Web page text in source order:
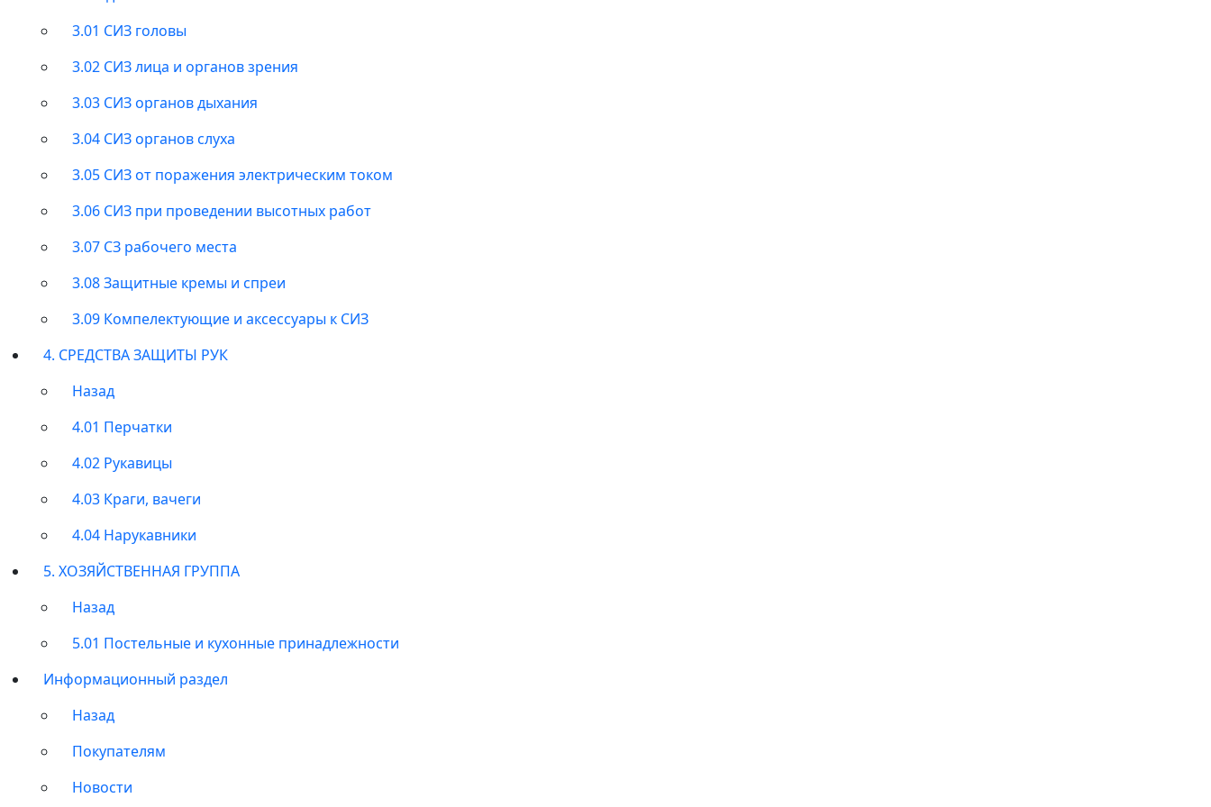
3.01 СИЗ головы
3.02 СИЗ лица и органов зрения
3.03 СИЗ органов дыхания
3.04 СИЗ органов слуха
3.05 СИЗ от поражения электрическим током
3.06 СИЗ при проведении высотных работ
3.07 СЗ рабочего места
3.08 Защитные кремы и спреи
3.09 Компелектующие и аксессуары к СИЗ
4. СРЕДСТВА ЗАЩИТЫ РУК
Назад
4.01 Перчатки
4.02 Рукавицы
4.03 Краги, вачеги
4.04 Нарукавники
5. ХОЗЯЙСТВЕННАЯ ГРУППА
Назад
5.01 Постельные и кухонные принадлежности
Информационный раздел
Назад
Покупателям
Новости